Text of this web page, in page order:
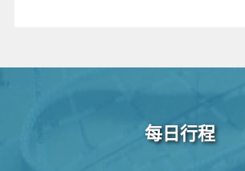
每日行程